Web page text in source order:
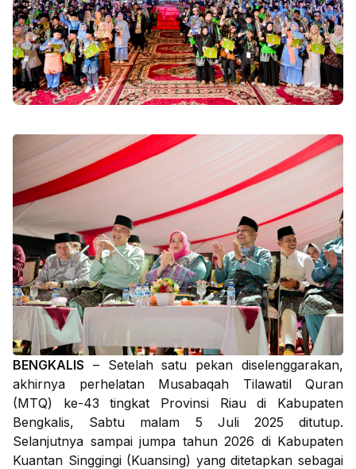
BENGKALIS – Setelah satu pekan diselenggarakan,
akhirnya perhelatan Musabaqah Tilawatil Quran
(MTQ) ke-43 tingkat Provinsi Riau di Kabupaten
Bengkalis, Sabtu malam 5 Juli 2025 ditutup.
Selanjutnya sampai jumpa tahun 2026 di Kabupaten
Kuantan Singgingi (Kuansing) yang ditetapkan sebagai